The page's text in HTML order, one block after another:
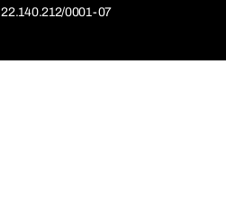
22.140.212/0001-07